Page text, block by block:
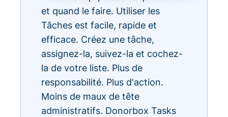
et quand le faire. Utiliser les
Tâches est facile, rapide et
efficace. Créez une tâche,
assignez-la, suivez-la et cochez-
la de votre liste. Plus de
responsabilité. Plus d'action.
Moins de maux de tête
administratifs. Donorbox Tasks